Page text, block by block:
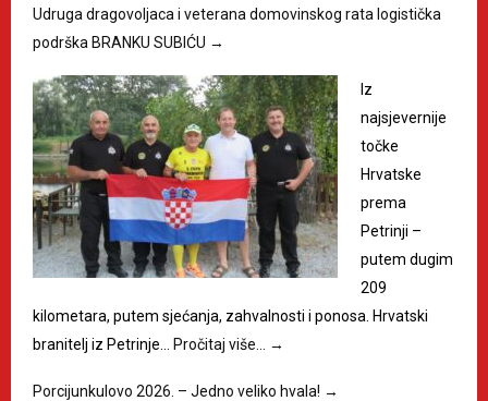
Udruga dragovoljaca i veterana domovinskog rata logistička
podrška BRANKU SUBIĆU →
Iz
najsjevernije
točke
Hrvatske
prema
Petrinji –
putem dugim
209
kilometara, putem sjećanja, zahvalnosti i ponosa. Hrvatski
branitelj iz Petrinje…
Pročitaj više… →
Porcijunkulovo 2026. – Jedno veliko hvala! →